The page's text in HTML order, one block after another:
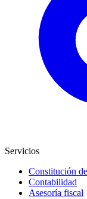
Servicios
Constitución
Contabilidad
Asesoría fiscal